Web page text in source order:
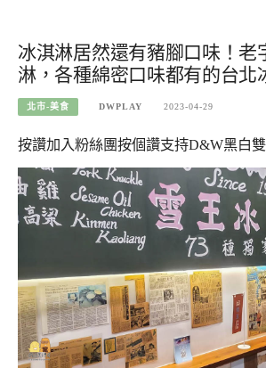
冰淇淋居然還有豬腳口味！老
淋，各種綿密口味都有的台北
北市-美食 DWPLAY 2023-04-29
按讚加入粉絲團按個讚支持D&W黑白